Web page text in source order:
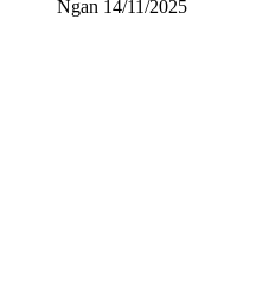
Ngan 14/11/2025